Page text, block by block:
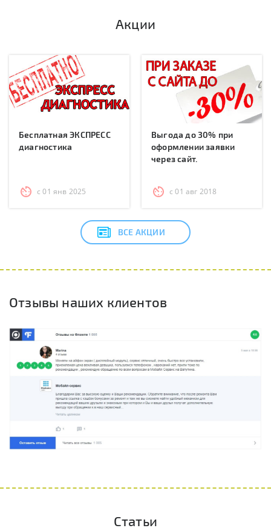
Акции
Бесплатная ЭКСПРЕСС
диагностика
с 01 янв 2025
Выгода до 30% при
оформлении заявки
через сайт.
с 01 авг 2018
ВСЕ АКЦИИ
Отзывы наших клиентов
Статьи